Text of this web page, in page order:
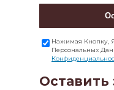
Нажимая Кнопку,
Персональных
Оставить